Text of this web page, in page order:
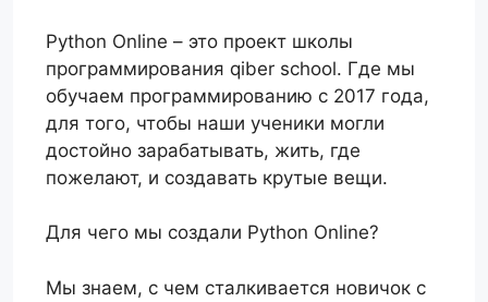
Python Online – это проект школы
программирования qiber school. Где мы
обучаем программированию c 2017 года,
для того, чтобы наши ученики могли
достойно зарабатывать, жить, где
пожелают, и создавать крутые вещи.
Для чего мы создали Python Online?
Мы знаем, с чем сталкивается новичок с